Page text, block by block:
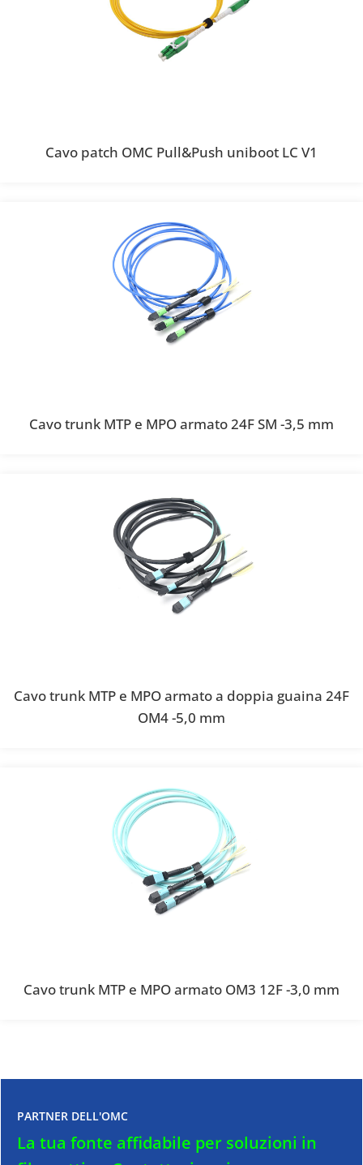
Cavo patch OMC Pull&Push uniboot LC V1
Cavo trunk MTP e MPO armato 24F SM -3,5 mm
Cavo trunk MTP e MPO armato a doppia guaina 24F
OM4 -5,0 mm
Cavo trunk MTP e MPO armato OM3 12F -3,0 mm
PARTNER DELL'OMC
La tua fonte affidabile per soluzioni in